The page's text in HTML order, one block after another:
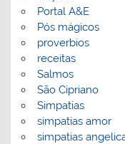
Portal A&E
Pós mágicos
proverbios
receitas
Salmos
São Cipriano
Simpatias
simpatias amor
simpatias